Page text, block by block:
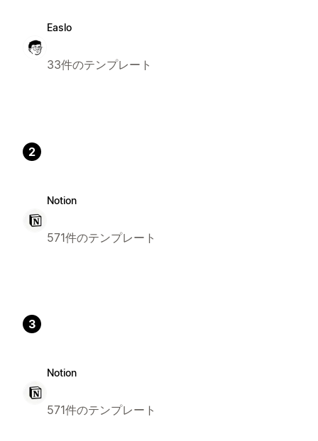
Easlo
33件のテンプレート
2
Notion
571件のテンプレート
3
Notion
571件のテンプレート